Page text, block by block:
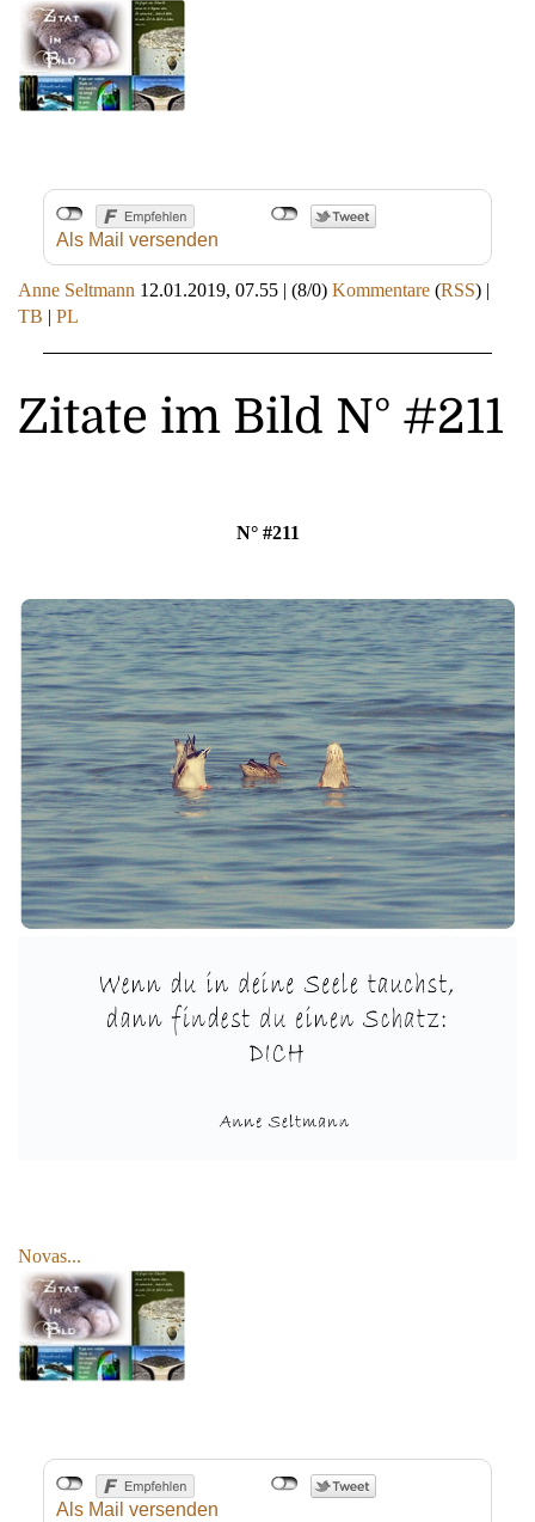
Als Mail versenden
Anne Seltmann 12.01.2019, 07.55 | (8/0) Kommentare (RSS) |
TB | PL
Zitate im Bild N° #211
N° #211
Novas...
Als Mail versenden